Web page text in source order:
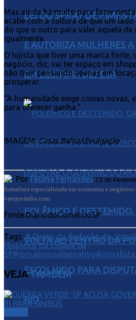
LEI DO SPRAY DE
E AUTORIZA MULHERES
EM LEGÍTIMA DEFESA
POLÊMICO E
VOLTA AO CENTRO DA
ESCOLHIDO PARA
RIO
Mas ainda há muito para fazer
acabe com a cultura de que um
do que o outro para valer aquela de
igualmente.
O lojista que tiver uma marca forte,
negócio, diz, vai ter espaço em
não tiver pensando apenas em
prosperar.
“A humanidade exige coisas novas,
para oferecer ganha.”
IMAGEM:Casas Bahia/divulgação
PorFátima Fernandes 23 de
Jornalista especializada em economia e negócios
varejoemdia.com
Fonte:DiáriodoComércioSP
Tags: # Direto da Redação do
Histórico da Cidade de
SP#jornalismoalternativo
VEJATAMBÉM